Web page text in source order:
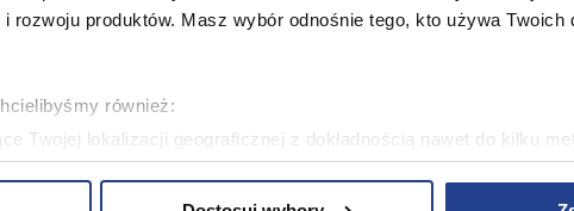
rozwoju produktów. Masz wybór odnośnie tego, kto używa Twoich
również:
Twojej lokalizacji geograficznej z dokładnością nawet do kilku
aktywnie analizując charakteryzującego je zbiory danych